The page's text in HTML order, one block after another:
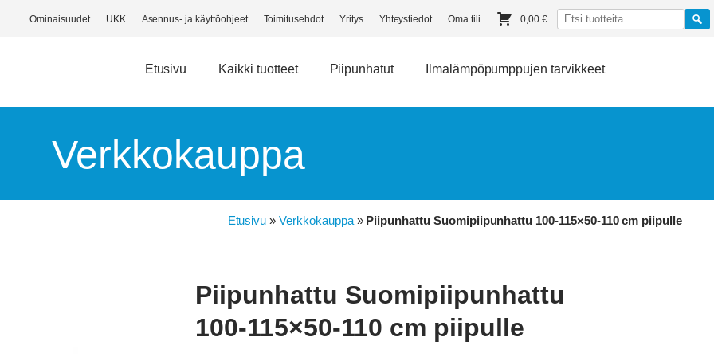
Ominaisuudet UKK Asennus- ja käyttöohjeet Toimitusehdot Yritys Yhteystiedot Oma tili 0,00 €
Etusivu Kaikki tuotteet Piipunhatut Ilmalämpöpumppujen tarvikkeet
Verkkokauppa
Etusivu »Verkkokauppa» Piipunhattu Suomipiipunhattu 100-115×50-110 cm piipulle
Piipunhattu Suomipiipunhattu
100-115×50-110 cm piipulle